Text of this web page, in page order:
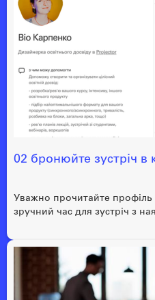
02 бронюйте зустріч в
Уважно прочитайте профіль
зручний час для зустріч з